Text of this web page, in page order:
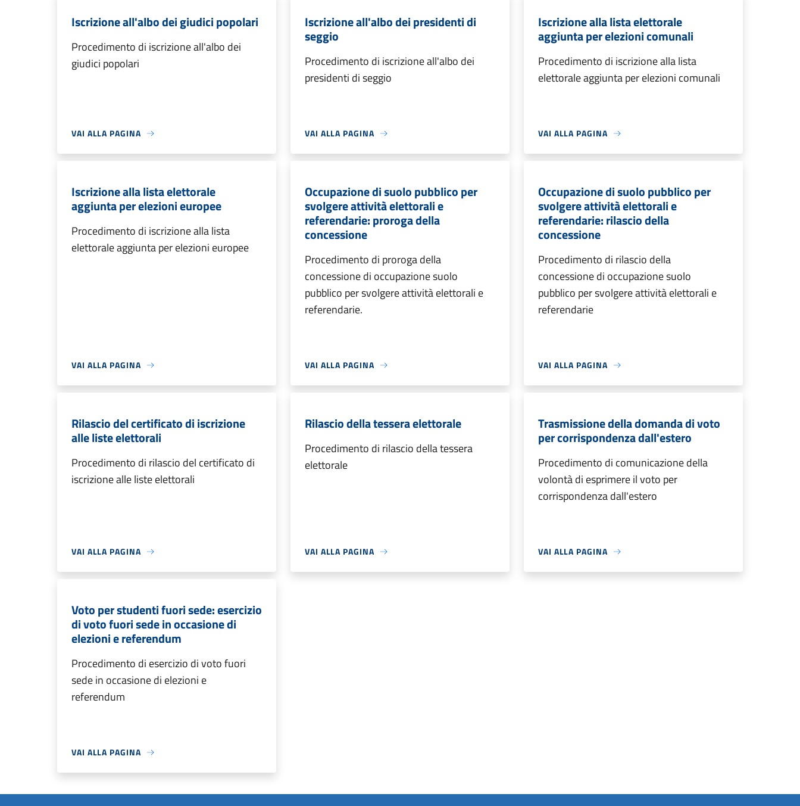
Iscrizione all'albo dei giudici popolari
Procedimento di iscrizione all'albo dei
giudici popolari
VAI ALLA PAGINA
Iscrizione all'albo dei presidenti di
seggio
Procedimento di iscrizione all'albo dei
presidenti di seggio
VAI ALLA PAGINA
Iscrizione alla lista elettorale
aggiunta per elezioni comunali
Procedimento di iscrizione alla lista
elettorale aggiunta per elezioni comunali
VAI ALLA PAGINA
Iscrizione alla lista elettorale
aggiunta per elezioni europee
Procedimento di iscrizione alla lista
elettorale aggiunta per elezioni europee
VAI ALLA PAGINA
Occupazione di suolo pubblico per
svolgere attività elettorali e
referendarie: proroga della
concessione
Procedimento di proroga della
concessione di occupazione suolo
pubblico per svolgere attività elettorali e
referendarie.
VAI ALLA PAGINA
Occupazione di suolo pubblico per
svolgere attività elettorali e
referendarie: rilascio della
concessione
Procedimento di rilascio della
concessione di occupazione suolo
pubblico per svolgere attività elettorali e
referendarie
VAI ALLA PAGINA
Rilascio del certificato di iscrizione
alle liste elettorali
Procedimento di rilascio del certificato di
iscrizione alle liste elettorali
VAI ALLA PAGINA
Rilascio della tessera elettorale
Procedimento di rilascio della tessera
elettorale
VAI ALLA PAGINA
Trasmissione della domanda di voto
per corrispondenza dall'estero
Procedimento di comunicazione della
volontà di esprimere il voto per
corrispondenza dall'estero
VAI ALLA PAGINA
Voto per studenti fuori sede: esercizio
di voto fuori sede in occasione di
elezioni e referendum
Procedimento di esercizio di voto fuori
sede in occasione di elezioni e
referendum
VAI ALLA PAGINA